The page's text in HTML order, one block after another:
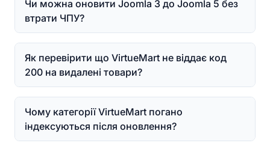
Чи можна оновити Joomla 3 до Joomla 5 без
втрати ЧПУ?
Як перевірити що VirtueMart не віддає код
200 на видалені товари?
Чому категорії VirtueMart погано
індексуються після оновлення?